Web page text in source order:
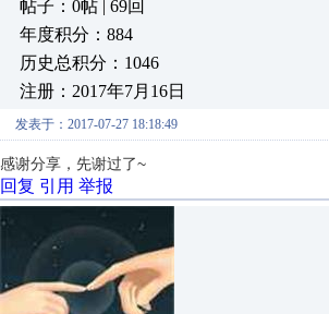
帖子：0帖 | 69回
年度积分：884
历史总积分：1046
注册：2017年7月16日
发表于：2017-07-27 18:18:49
感谢分享，先谢过了~
回复 引用 举报